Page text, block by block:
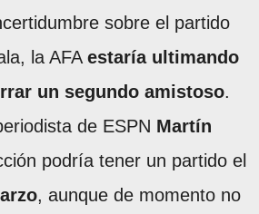
sobre el partido
la AFA estaría ultimando
un segundo amistoso.
de ESPN Martín
podría tener un partido el
, aunque de momento no